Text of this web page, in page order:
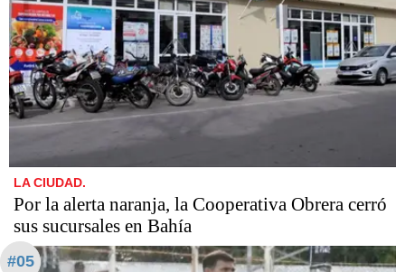
LA CIUDAD.
Por la alerta naranja, la Cooperativa Obrera cerró
sus sucursales en Bahía
#05